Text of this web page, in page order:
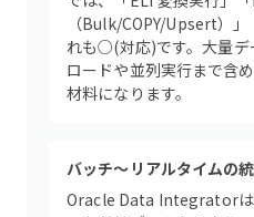
（Bulk/COPY/Upsert）
れも○(対応)です。大量デ
ロードや並列実行まで含
材料になります。
バッチ〜リアルタイムの
Oracle Data Integratorは